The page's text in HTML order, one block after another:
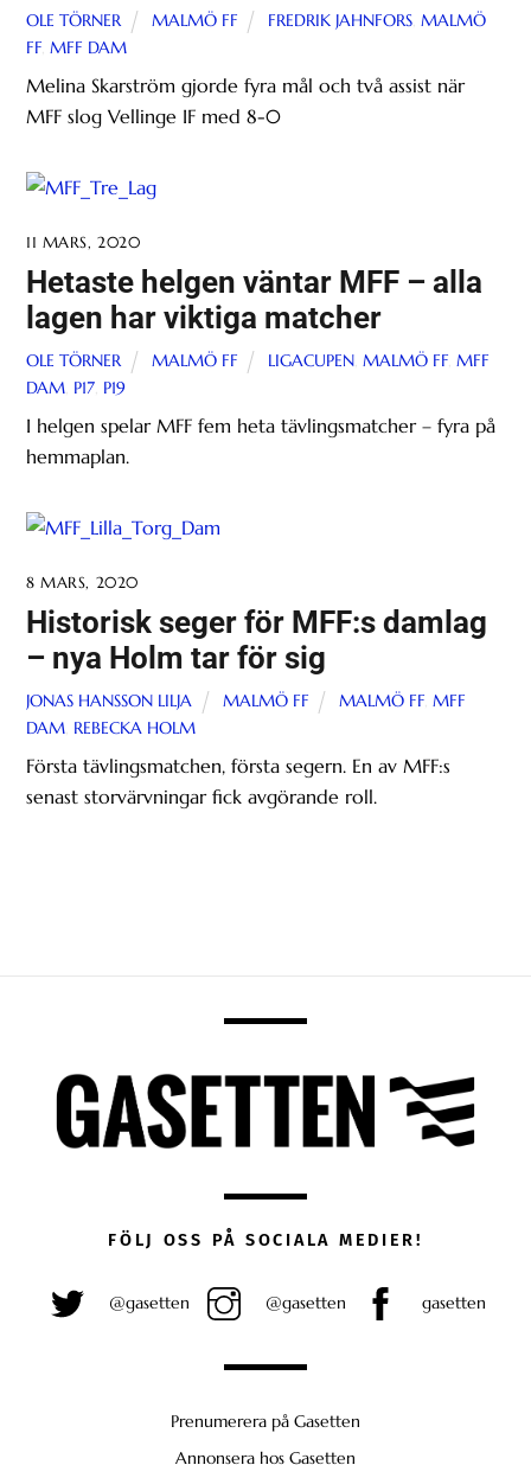
OLE TÖRNER MALMÖ FF FREDRIK JAHNFORS,MALMÖ
FF,MFF DAM
Melina Skarström gjorde fyra mål och två assist när
MFF slog Vellinge IF med 8-0
11 MARS, 2020
Hetaste helgen väntar MFF – alla
lagen har viktiga matcher
OLE TÖRNER MALMÖ FF LIGACUPEN,MALMÖ FF,MFF
DAM, P17, P19
I helgen spelar MFF fem heta tävlingsmatcher – fyra på
hemmaplan.
8 MARS, 2020
Historisk seger för MFF:s damlag
– nya Holm tar för sig
JONAS HANSSON LILJA MALMÖ FF MALMÖ FF,MFF
DAM, REBECKA HOLM
Första tävlingsmatchen, första segern. En av MFF:s
senast storvärvningar fick avgörande roll.
FÖLJ OSS PÅ SOCIALA MEDIER!
@gasetten @gasetten gasetten
Prenumerera på Gasetten
Annonsera hos Gasetten